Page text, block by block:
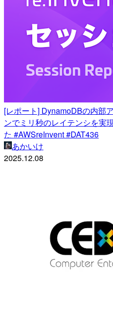
[レポート] DynamoDBの内部
ンでミリ秒のレイテンシを実
た #AWSreInvent #DAT436
あかいけ
2025.12.08